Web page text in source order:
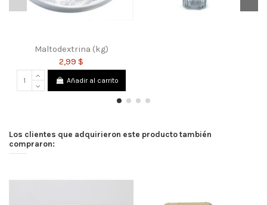
Maltodextrina (kg)
2,99 $
Añadir al carrito
Los clientes que adquirieron este producto también
compraron: